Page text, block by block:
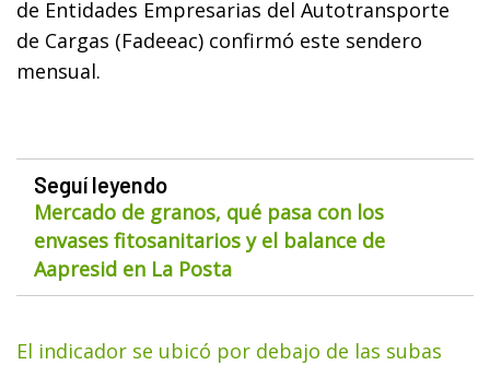
de Entidades Empresarias del Autotransporte
de Cargas (Fadeeac) confirmó este sendero
mensual.
Seguí leyendo
Mercado de granos, qué pasa con los
envases fitosanitarios y el balance de
Aapresid en La Posta
El indicador se ubicó por debajo de las subas